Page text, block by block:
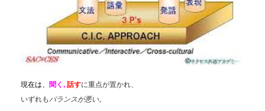
現在は、 聞く, 話すに重点が置かれ、
いずれもバランスが悪い。